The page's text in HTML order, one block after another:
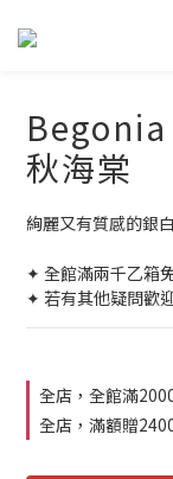
秋海棠
絢麗又有質感的銀
✦ 全館滿兩千乙箱
✦ 若有其他疑問歡
全店，全館滿
全店，滿額贈